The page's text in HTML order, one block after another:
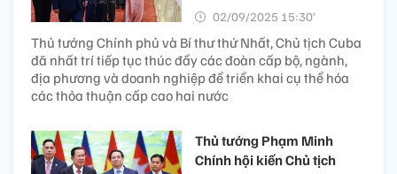
02/09/2025 15:30’
Thủ tướng Chính phủ và Bí thư thứ Nhất, Chủ tịch Cuba
đã nhất trí tiếp tục thúc đẩy các đoàn cấp bộ, ngành,
địa phương và doanh nghiệp để triển khai cụ thể hóa
các thỏa thuận cấp cao hai nước
Thủ tướng Phạm Minh
Chính hội kiến Chủ tịch